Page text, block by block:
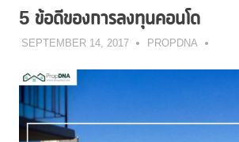
5 ข้อดีของการลงทุนคอนโด
SEPTEMBER 14, 2017 PROPDNA